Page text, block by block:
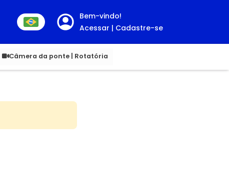
Bem-vindo!
Acessar | Cadastre-se
Câmera da ponte | Rotatória
1.00